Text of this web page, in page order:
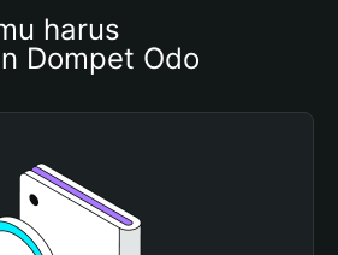
harus
Dompet Odo